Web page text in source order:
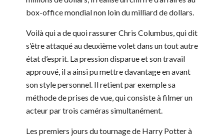
box-office mondial non loin du milliard de dollars.
Voilà qui a de quoi rassurer Chris Columbus, qui dit
s’être attaqué au deuxième volet dans un tout autre
état d’esprit. La pression disparue et son travail
approuvé, il a ainsi pu mettre davantage en avant
son style personnel. Il retient par exemple sa
méthode de prises de vue, qui consiste à filmer un
acteur par trois caméras simultanément.
Les premiers jours du tournage de Harry Potter à